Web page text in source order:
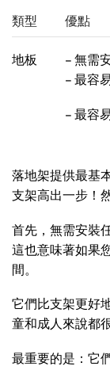
類型 優點
地板
– 無需
– 最容
– 最容
落地架提供最基
支架高出一步！
首先，無需安裝
這也意味著如果
間。
它們比支架更好
童和成人來說都
最重要的是：它